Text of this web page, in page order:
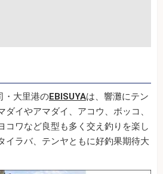
・大里港のEBISUYAは、響灘にテン
ダイやアマダイ、アコウ、ボッコ、
コワなど良型も多く交え釣りを楽し
イラバ、テンヤともに好釣果期待大